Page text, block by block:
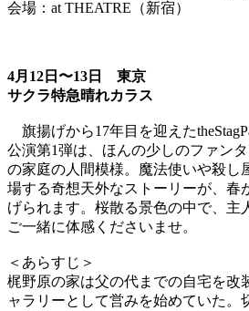
会場：at THEATRE（新宿）
4月12日〜13日 東京
サクラ特急晴れカラス
旗揚げから17年目を迎えた
公演第1弾は、ほんの少しのファン
の家庭の人間模様。魔法使いや殺し
場する奇想天外なストーリーが、春
げられます。桜散る景色の中で、主
ご一緒に体感くださいませ。
＜あらすじ＞
梶野原の家は父の代までの自宅を改
ャラリーとして営みを始めていた。